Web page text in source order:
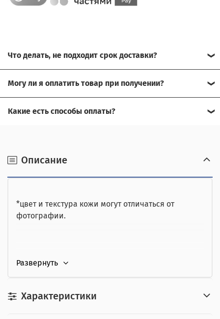
помочь.
наличными при получении,
Описание
*цвет и текстура кожи могут отличаться от
фотографии.
Характеристики